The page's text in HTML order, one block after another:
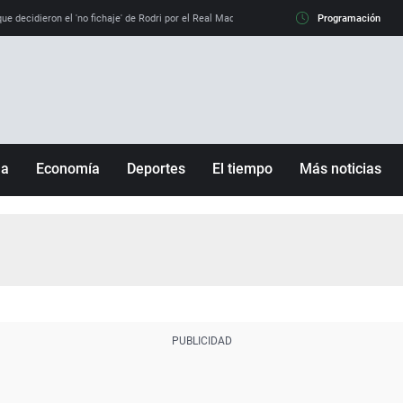
decidieron el 'no fichaje' de Rodri por el Real Madrid y su 'sí' al Barça La llamada
Programación
Economía Deportes El tiempo Más noticias